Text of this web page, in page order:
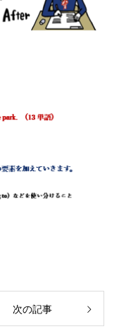
次の記事